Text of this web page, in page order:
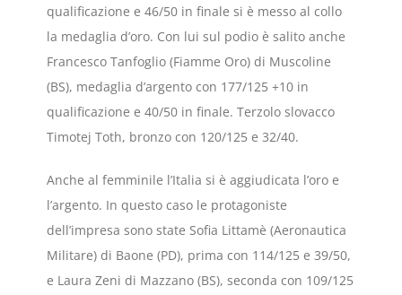
qualificazione e 46/50 in finale si è messo al collo
la medaglia d’oro. Con lui sul podio è salito anche
Francesco Tanfoglio (Fiamme Oro) di Muscoline
(BS), medaglia d’argento con 177/125 +10 in
qualificazione e 40/50 in finale. Terzolo slovacco
Timotej Toth, bronzo con 120/125 e 32/40.
Anche al femminile l’Italia si è aggiudicata l’oro e
l’argento. In questo caso le protagoniste
dell’impresa sono state Sofia Littamè (Aeronautica
Militare) di Baone (PD), prima con 114/125 e 39/50,
e Laura Zeni di Mazzano (BS), seconda con 109/125